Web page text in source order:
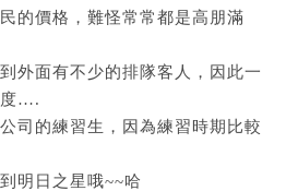
的價格，難怪常常都是高朋滿
外面有不少的排隊客人，因此一
度….
司的練習生，因為練習時期比較
明日之星哦~~哈